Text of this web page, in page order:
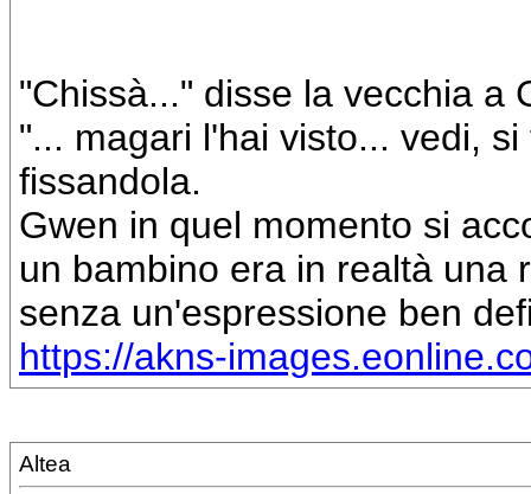
"Chissà..." disse la vecchia a
"... magari l'hai visto... vedi,
fissandola.
Gwen in quel momento si
un bambino era in realtà una
senza un'espressione ben
https://akns-
Altea